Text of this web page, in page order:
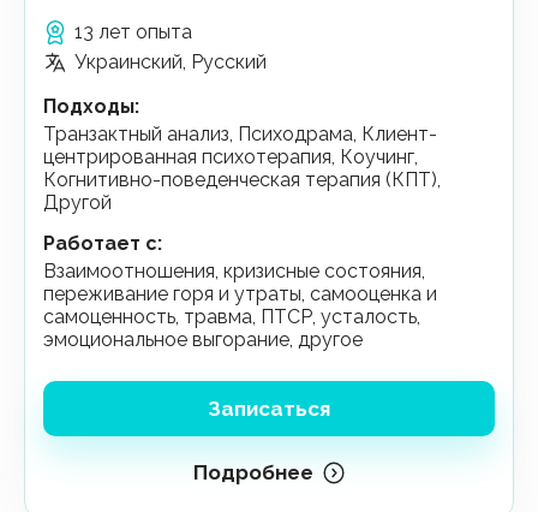
13 лет опыта
Украинский, Русский
Подходы:
Транзактный анализ, Психодрама, Клиент-
центрированная психотерапия, Коучинг,
Когнитивно-поведенческая терапия (КПТ),
Другой
Работает с:
взаимоотношения, кризисные состояния,
переживание горя и утраты, самооценка и
самоценность, травма, ПТСР, усталость,
эмоциональное выгорание, другое
Записаться
Подробнее